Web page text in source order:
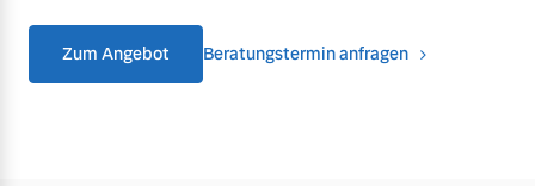
Zum Angebot Beratungstermin anfragen